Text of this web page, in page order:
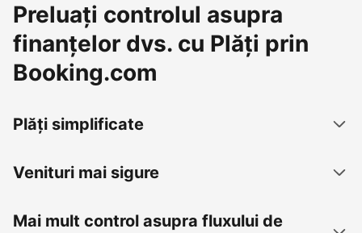
Preluați controlul asupra
finanțelor dvs. cu Plăți prin
Booking.com
Plăți simplificate
Venituri mai sigure
Mai mult control asupra fluxului de